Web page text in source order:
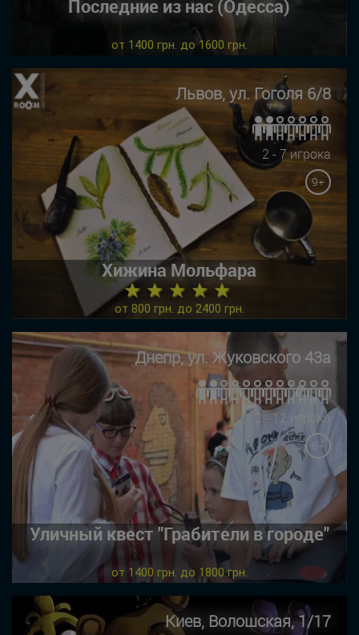
Последние из нас (Одесса)
от 1400 грн. до 1600 грн.
Львов, ул. Гоголя 6/8
2 - 7 игрока
9+
Хижина Мольфара
★ ★ ★ ★ ★
от 800 грн. до 2400 грн.
Днепр, ул. Жуковского 43а
2 - 12 игрока
8+
Уличный квест "Грабители в городе"
от 1400 грн. до 1800 грн.
Киев, Волошская, 1/17